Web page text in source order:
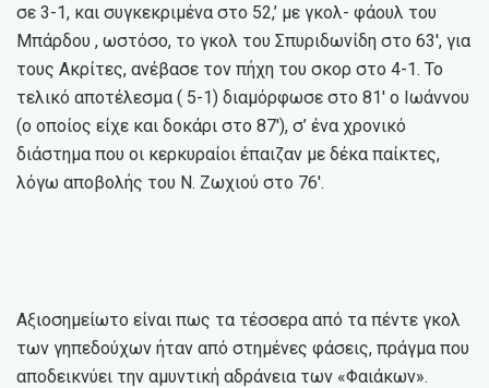
σε 3-1, και συγκεκριμένα στο 52,’ με γκολ- φάουλ του
Μπάρδου , ωστόσο, το γκολ του Σπυριδωνίδη στο 63′, για
τους Ακρίτες, ανέβασε τον πήχη του σκορ στο 4-1. Το
τελικό αποτέλεσμα ( 5-1) διαμόρφωσε στο 81′ ο Ιωάννου
(ο οποίος είχε και δοκάρι στο 87′), σ’ ένα χρονικό
διάστημα που οι κερκυραίοι έπαιζαν με δέκα παίκτες,
λόγω αποβολής του Ν. Ζωχιού στο 76′.
Αξιοσημείωτο είναι πως τα τέσσερα από τα πέντε γκολ
των γηπεδούχων ήταν από στημένες φάσεις, πράγμα που
αποδεικνύει την αμυντική αδράνεια των «Φαιάκων».